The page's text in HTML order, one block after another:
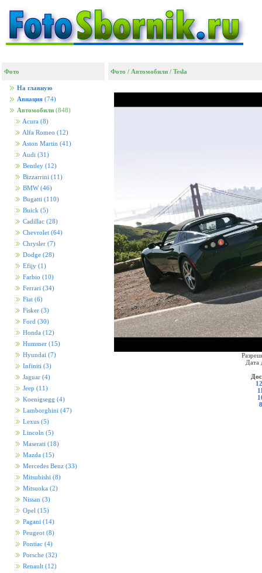
Фото
На главную
Авиация (74)
Автомобили (848)
Acura (8)
Alfa Romeo (12)
Aston Martin (41)
Audi (31)
Bentley (12)
Bizzarrini (11)
BMW(46)
Bugatti (110)
Buick (5)
Cadillac (28)
Chevrolet (64)
Chrysler (7)
Dodge (28)
Efijy (1)
Farbio (10)
Ferrari (34)
Fiat (6)
Fisker (3)
Ford (30)
Honda (12)
Hummer (15)
Hyundai (7)
Infiniti (3)
Jaguar (4)
Jeep (11)
Koenigsegg (4)
Lamborghini (47)
Lexus (5)
Lincoln (5)
Maserati (18)
Mazda (15)
Mercedes Benz (33)
Mitsubishi (8)
Mitsuoka (2)
Nissan (3)
Opel (15)
Pagani (14)
Peugeot (8)
Pontiac (4)
Porsche (32)
Renault (12)
Фото / Автомобили / Tesla
Дата